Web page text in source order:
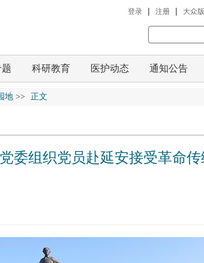
登录 | 注册 | 大众版
科研教育 医护动态 通知公告
地 >> 正文
委组织党员赴延安接受革命